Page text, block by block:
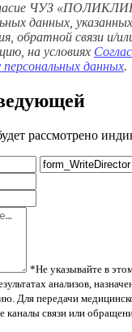
ЧУЗ
данных,
обратной связи и/
на условиях
данных.
рассмотрено
*Не указывайте в
анализов,
Для передачи
связи или